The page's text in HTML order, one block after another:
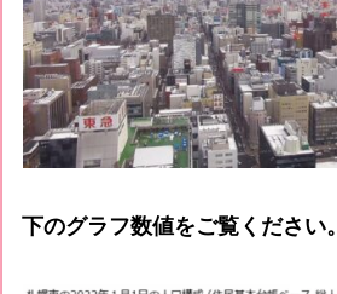
下のグラフ数値をご覧ください。